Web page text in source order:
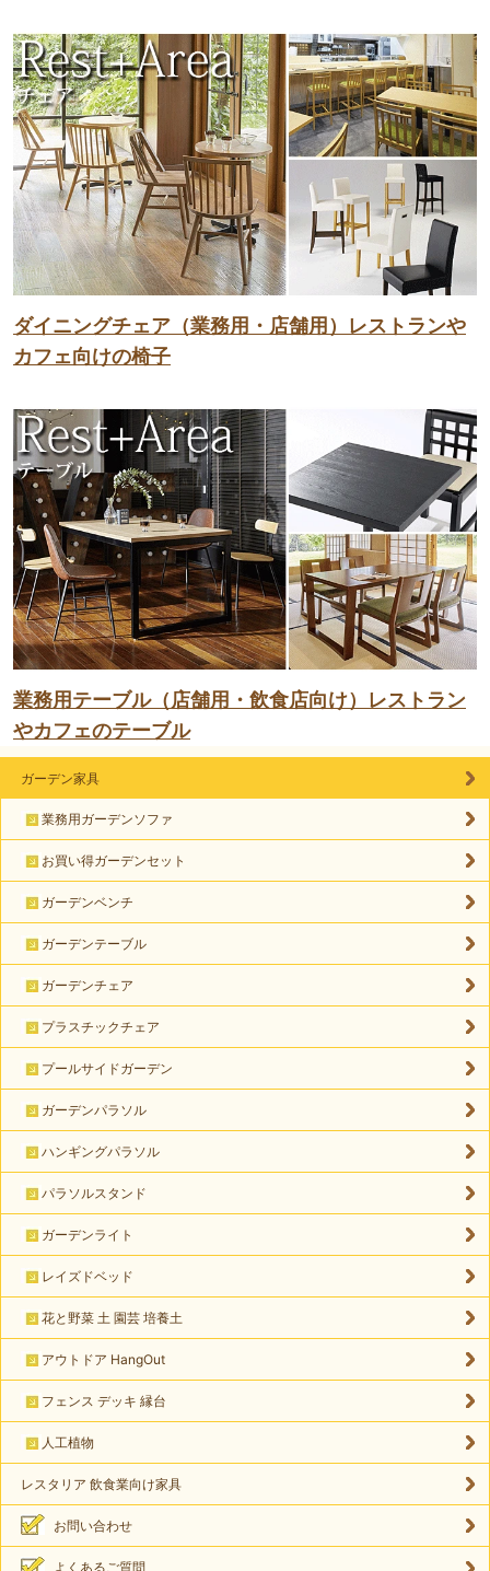
ダイニングチェア（業務用・店舗用）レストランや
カフェ向けの椅子
業務用テーブル（店舗用・飲食店向け）レストラン
やカフェのテーブル
ガーデン家具
業務用ガーデンソファ
お買い得ガーデンセット
ガーデンベンチ
ガーデンテーブル
ガーデンチェア
プラスチックチェア
プールサイドガーデン
ガーデンパラソル
ハンギングパラソル
パラソルスタンド
ガーデンライト
レイズドベッド
花と野菜 土 園芸 培養土
アウトドア HangOut
フェンス デッキ 縁台
人工植物
レスタリア 飲食業向け家具
お問い合わせ
よくあるご質問